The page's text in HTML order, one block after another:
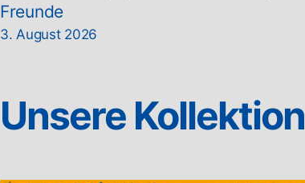
Freunde
3. August 2026
Unsere Kollektion